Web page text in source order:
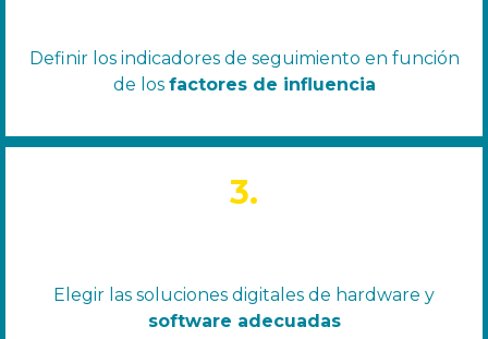
Definir los indicadores de seguimiento en función
de los factores de influencia
3.
Elegir las soluciones digitales de hardware y
software adecuadas